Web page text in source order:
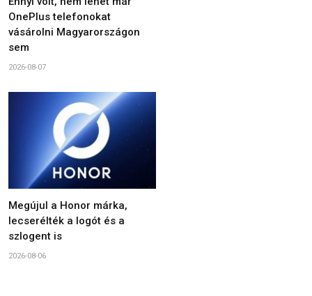
OnePlus telefonokat
vásárolni Magyarországon
sem
2026-08-07
Megújul a Honor márka,
lecserélték a logót és a
szlogent is
2026-08-06